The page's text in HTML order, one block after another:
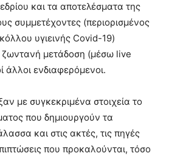
και τα αποτελέσματα της
συμμετέχοντες (περιορισμένος
υγιεινής Covid-19)
μετάδοση (μέσω live
άλλοι ενδιαφερόμενοι.
με συγκεκριμένα στοιχεία το
που δημιουργούν τα
και στις ακτές, τις πηγές
που προκαλούνται, τόσο